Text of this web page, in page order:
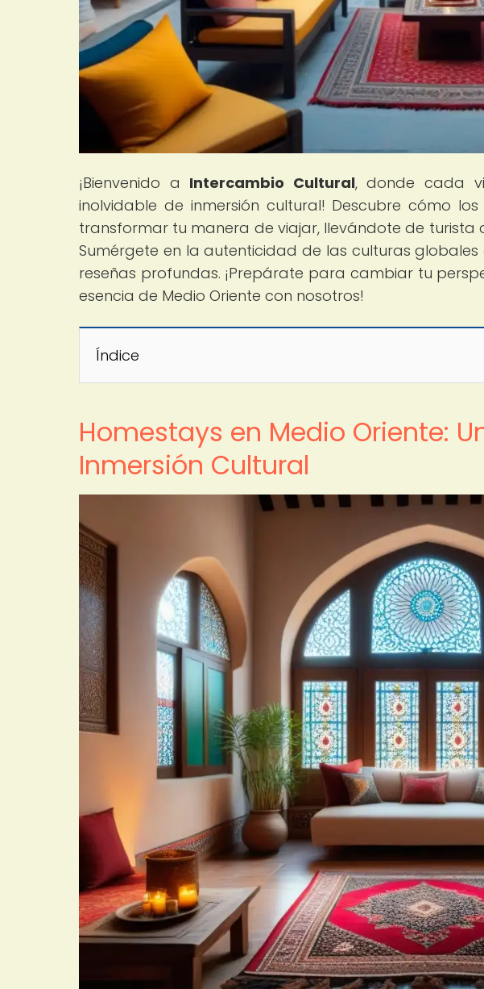
¡Bienvenido a Intercambio Cultural, donde cada
inolvidable de inmersión cultural! Descubre cómo
transformar tu manera de viajar, llevándote de turista
Sumérgete en la autenticidad de las culturas
reseñas profundas. ¡Prepárate para cambiar tu
esencia de Medio Oriente con nosotros!
Índice
Homestays en Medio Oriente:
Inmersión Cultural